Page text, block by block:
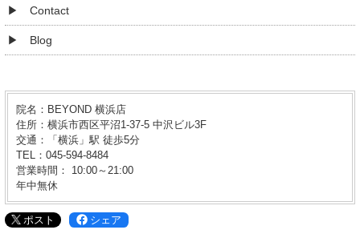
院名：BEYOND 横浜店
住所：横浜市西区平沼1-37-5 中沢ビル3F
交通：「横浜」駅 徒歩5分
TEL：045-594-8484
営業時間： 10:00～21:00
年中無休
ポスト シェア
Contact
Blog